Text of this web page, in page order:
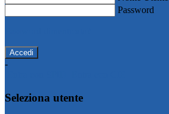
Password
-
Seleziona utente